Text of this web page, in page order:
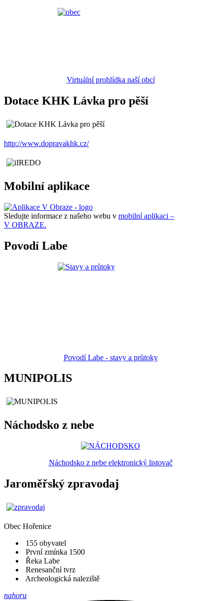
Virtuální prohlídka naší obcí
Dotace KHK Lávka pro pěší
http://www.dopravakhk.cz/
Mobilní aplikace
Sledujte informace z našeho webu v mobilní aplikaci –
V OBRAZE.
Povodí Labe
Povodí Labe - stavy a průtoky
MUNIPOLIS
Náchodsko z nebe
Náchodsko z nebe elektronický listovač
Jaroměřský zpravodaj
Obec Hořenice
155 obyvatel
První zmínka 1500
Řeka Labe
Renesanční tvrz
Archeologická naleziště
nahoru